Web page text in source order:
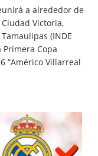
a alrededor de
Victoria,
(INDE
Copa
“Américo Villarreal